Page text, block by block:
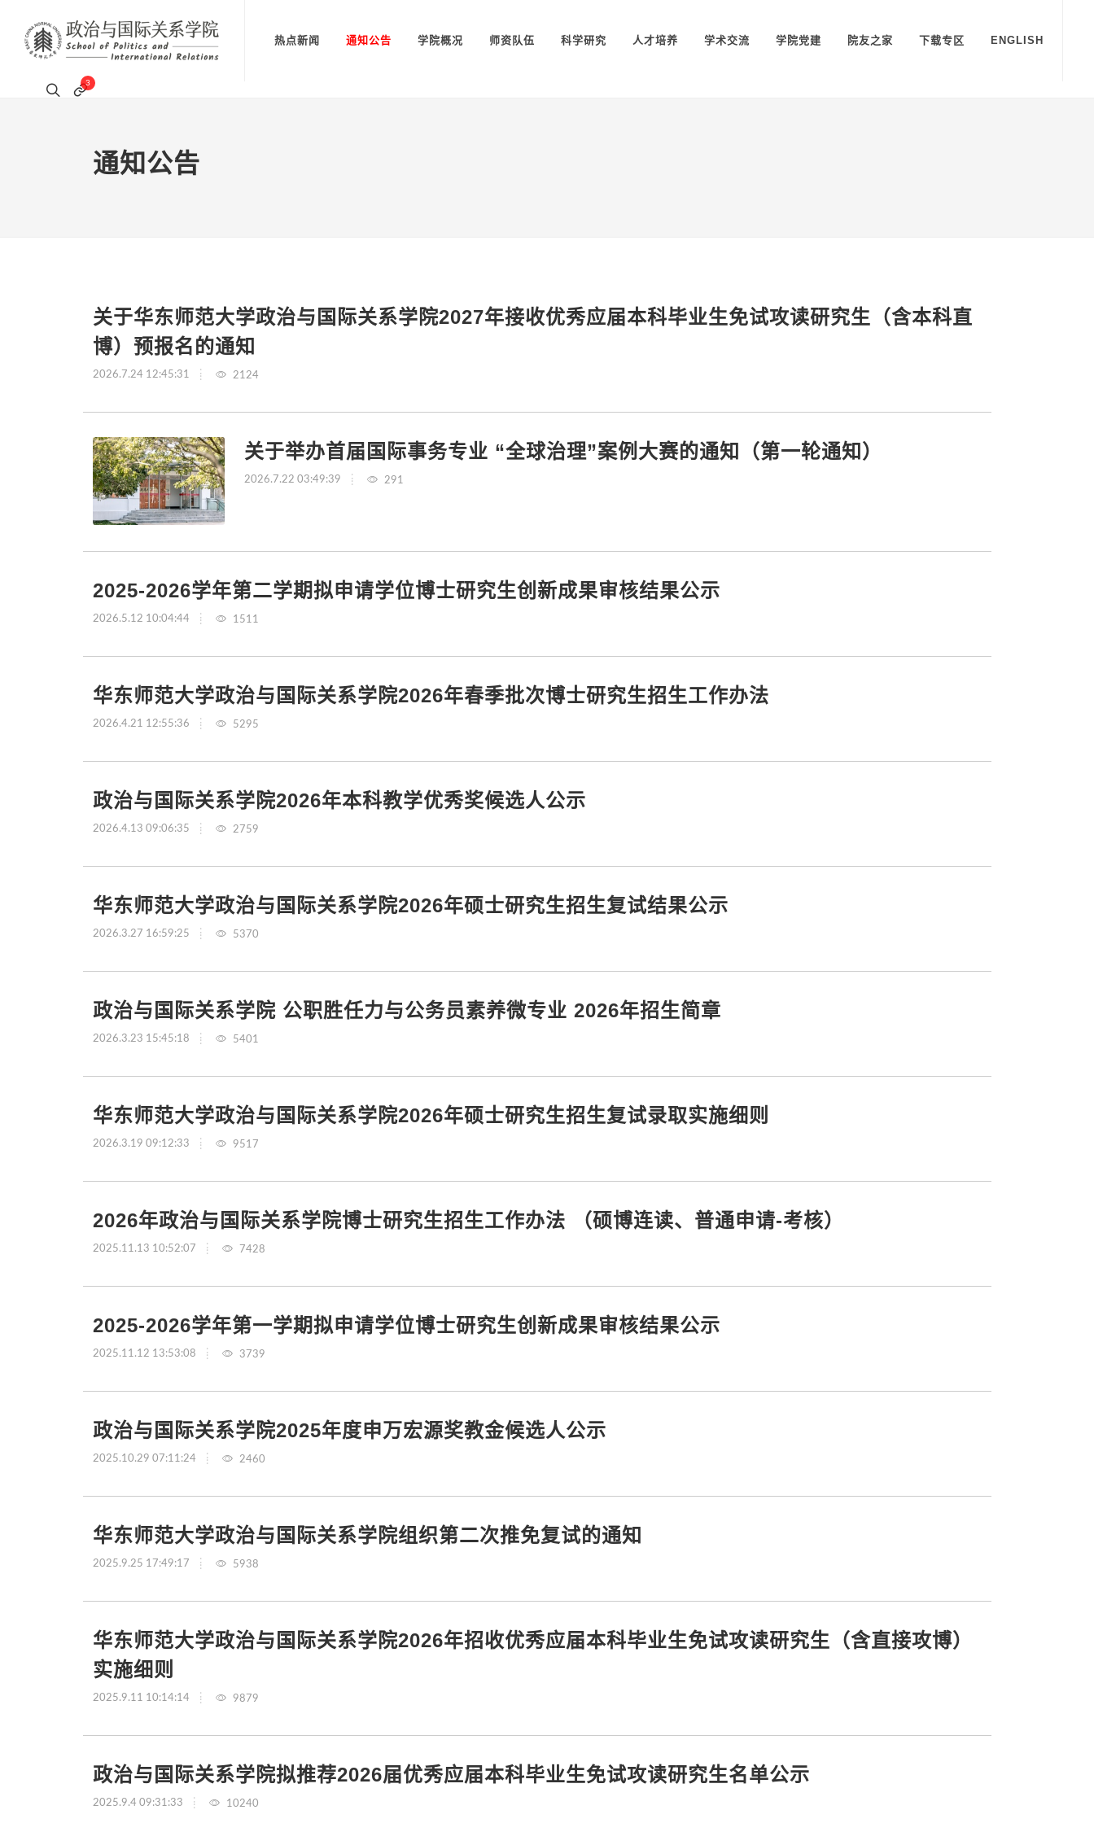
3
热点新闻 通知公告 学院概况 师资队伍 科学研究 人才培养 学术交流 学院党建 院友之家 下载专区 ENGLISH
通知公告
关于华东师范大学政治与国际关系学院2027年接收优秀应届本科毕业生免试攻读研究生（含本科直
博）预报名的通知
2026.7.24 12:45:31 2124
关于举办首届国际事务专业 “全球治理”案例大赛的通知（第一轮通知）
2026.7.22 03:49:39 291
2025-2026学年第二学期拟申请学位博士研究生创新成果审核结果公示
2026.5.12 10:04:44 1511
华东师范大学政治与国际关系学院2026年春季批次博士研究生招生工作办法
2026.4.21 12:55:36 5295
政治与国际关系学院2026年本科教学优秀奖候选人公示
2026.4.13 09:06:35 2759
华东师范大学政治与国际关系学院2026年硕士研究生招生复试结果公示
2026.3.27 16:59:25 5370
政治与国际关系学院 公职胜任力与公务员素养微专业 2026年招生简章
2026.3.23 15:45:18 5401
华东师范大学政治与国际关系学院2026年硕士研究生招生复试录取实施细则
2026.3.19 09:12:33 9517
2026年政治与国际关系学院博士研究生招生工作办法 （硕博连读、普通申请-考核）
2025.11.13 10:52:07 7428
2025-2026学年第一学期拟申请学位博士研究生创新成果审核结果公示
2025.11.12 13:53:08 3739
政治与国际关系学院2025年度申万宏源奖教金候选人公示
2025.10.29 07:11:24 2460
华东师范大学政治与国际关系学院组织第二次推免复试的通知
2025.9.25 17:49:17 5938
华东师范大学政治与国际关系学院2026年招收优秀应届本科毕业生免试攻读研究生（含直接攻博）
实施细则
2025.9.11 10:14:14 9879
政治与国际关系学院拟推荐2026届优秀应届本科毕业生免试攻读研究生名单公示
2025.9.4 09:31:33 10240